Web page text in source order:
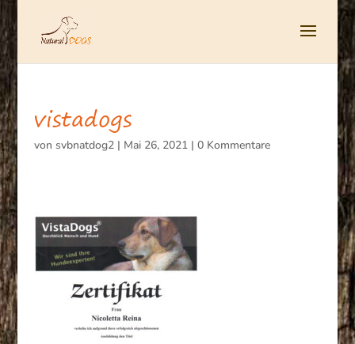
vistadogs
von svbnatdog2| Mai 26, 2021| 0 Kommentare